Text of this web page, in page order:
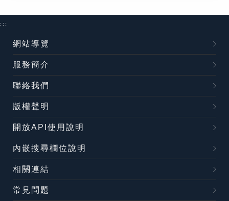
:::
網站導覽
服務簡介
聯絡我們
版權聲明
開放API使用說明
內嵌搜尋欄位說明
相關連結
常見問題